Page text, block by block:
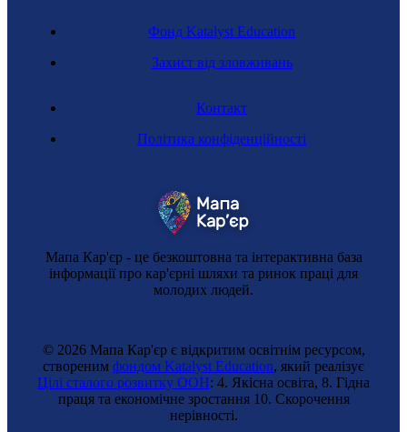
Мапа Кар'єр - це безкоштовна та інтерактивна база
інформації про кар'єрні шляхи та ринок праці для
молодих людей.
Контакт
Політика конфіденційності
Фонд Katalyst Education
Захист від зловживань
© 2026 Мапа Кар'єр є відкритим освітнім ресурсом,
створеним фондом Katalyst Education, який реалізує
Цілі сталого розвитку ООН: 4. Якісна освіта, 8. Гідна
праця та економічне зростання 10. Cкорочення
нерівності.